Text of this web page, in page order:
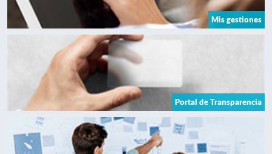
Mis gestiones
Portal de Transparencia